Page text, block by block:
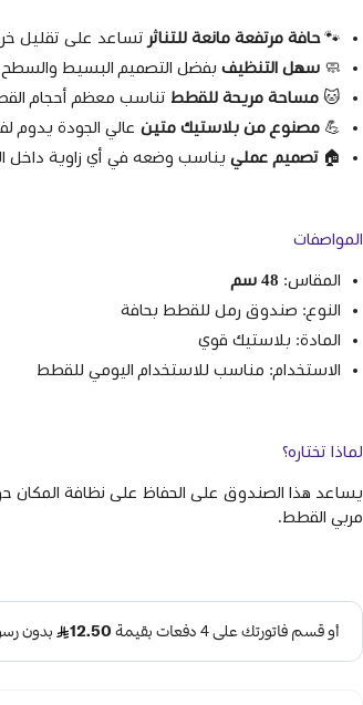
🐾حافة مرتفعة مانعة للتناثر تساعد على تقليل
🧼 سهل التنظيف بفضل التصميم البسيط
🐱 مساحة مريحة للقطط تناسب معظم أحجام
💪 مصنوع من بلاستيك متين عالي الجودة يدوم
🏠تصميم عملي يناسب وضعه في أي زاوية داخل
المواصفات
المقاس: 48 سم
النوع: صندوق رمل للقطط بحافة
المادة: بلاستيك قوي
الاستخدام: مناسب للاستخدام اليومي للقطط
لماذا تختاره؟
يساعد هذا الصندوق على الحفاظ على نظافة المكان
مربي القطط.